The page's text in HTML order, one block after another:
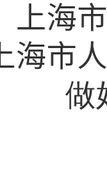
上海
上海市
做